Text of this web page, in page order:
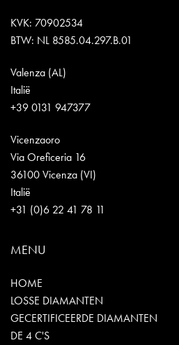
KVK: 70902534
BTW: NL 8585.04.297.B.01
Valenza (AL)
Italië
+39 0131 947377
Vicenzaoro
Via Oreficeria 16
36100 Vicenza (VI)
Italië
+31 (0)6 22 41 78 11
MENU
HOME
LOSSE DIAMANTEN
GECERTIFICEERDE DIAMANTEN
DE 4 C'S